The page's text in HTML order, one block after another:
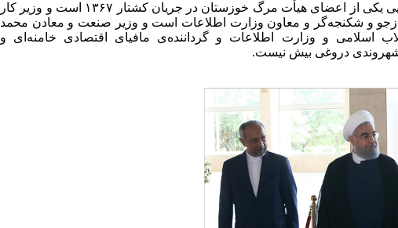
در حالی که وزیر دادگستری علیرضا آوایی یکی از اعضای هیأت مرگ خوزستان در جریان کشتار ۱۳۶۷ است و وزیر کار
و شکنجه‌گر و معاون وزارت اطلاعات است و وزیر صنعت و معادن محمد
اسلامی و وزارت اطلاعات و گرداننده‌ی مافیای اقتصادی خامنه‌ای و
دروغی بیش نیست.